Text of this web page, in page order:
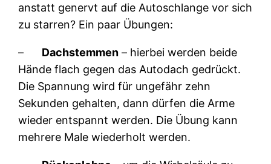
anstatt genervt auf die Autoschlange vor sich
zu starren? Ein paar Übungen:
– Dachstemmen – hierbei werden beide
Hände flach gegen das Autodach gedrückt.
Die Spannung wird für ungefähr zehn
Sekunden gehalten, dann dürfen die Arme
wieder entspannt werden. Die Übung kann
mehrere Male wiederholt werden.